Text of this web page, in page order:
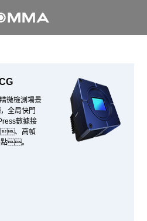
微檢測場景
全局快門
數據接
、高幀
。